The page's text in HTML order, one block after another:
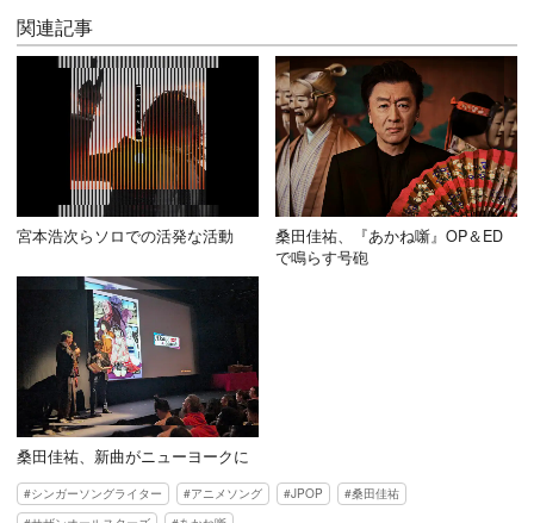
関連記事
宮本浩次らソロでの活発な活動
桑田佳祐、『あかね噺』OP＆ED
で鳴らす号砲
桑田佳祐、新曲がニューヨークに
シンガーソングライター アニメソング JPOP
桑田佳祐